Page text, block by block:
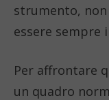
strumento,
essere sempre
Per affrontare
un quadro